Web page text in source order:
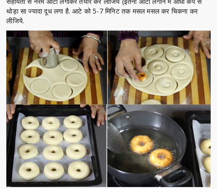
थोड़ा सा ज्यादा दूध लगा है. आटे को 5-7 मिनिट तक मसल मसल कर चिकना कर
लीजिये.